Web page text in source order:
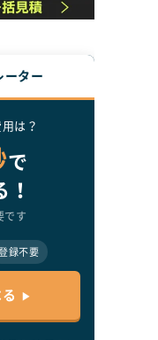
ーター
は？
で
です
録不要